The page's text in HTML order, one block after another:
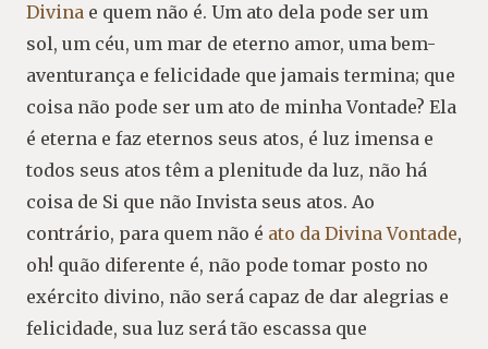
Divina e quem não é. Um ato dela pode ser um
sol, um céu, um mar de eterno amor, uma bem-
aventurança e felicidade que jamais termina; que
coisa não pode ser um ato de minha Vontade? Ela
é eterna e faz eternos seus atos, é luz imensa e
todos seus atos têm a plenitude da luz, não há
coisa de Si que não Invista seus atos. Ao
contrário, para quem não é ato da Divina Vontade,
oh! quão diferente é, não pode tomar posto no
exército divino, não será capaz de dar alegrias e
felicidade, sua luz será tão escassa que